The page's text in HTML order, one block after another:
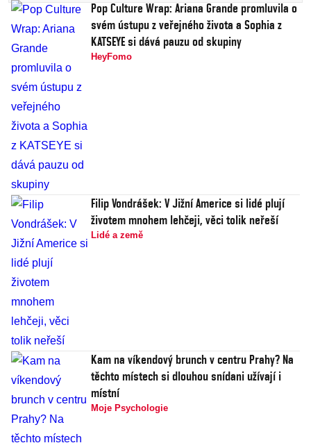
Pop Culture Wrap: Ariana Grande promluvila o
svém ústupu z veřejného života a Sophia z
KATSEYE si dává pauzu od skupiny
HeyFomo
Filip Vondrášek: V Jižní Americe si lidé plují
životem mnohem lehčeji, věci tolik neřeší
Lidé a země
Kam na víkendový brunch v centru Prahy? Na
těchto místech si dlouhou snídani užívají i
místní
Moje Psychologie